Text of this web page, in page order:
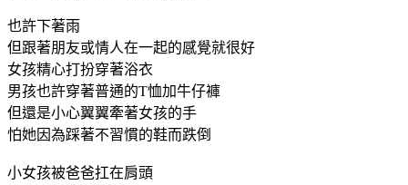
也許下著雨
但跟著朋友或情人在一起的感覺就很好
女孩精心打扮穿著浴衣
男孩也許穿著普通的T恤加牛仔褲
但還是小心翼翼牽著女孩的手
怕她因為踩著不習慣的鞋而跌倒
小女孩被爸爸扛在肩頭